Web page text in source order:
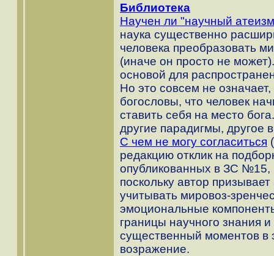
Библиотека
Научен ли "научный
наука существенно
человека преобразовать
(иначе он просто не
основой для
Но это совсем не
богословы, что человек
ставить себя на место
другие парадигмы, другое
С чем не могу согласиться
редакцию отклик на
опубликованных в ЗС №15,
поскольку автор
учитывать мировоз-
эмоциональные
границы научного знания
существенный моментов в
возражение.